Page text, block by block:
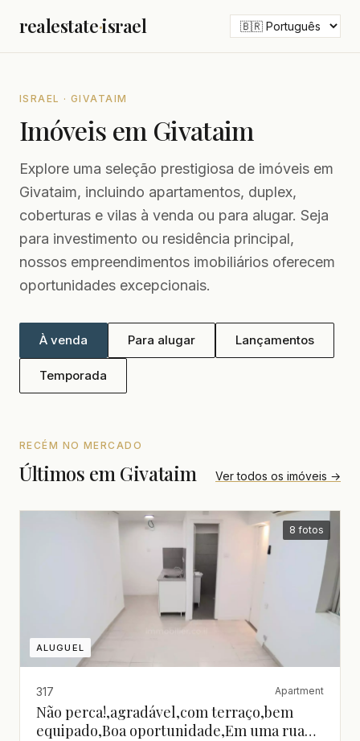
realestate·israel
ISRAEL · GIVATAIM
Imóveis em Givataim
Explore uma seleção prestigiosa de imóveis em
Givataim, incluindo apartamentos, duplex,
coberturas e vilas à venda ou para alugar. Seja
para investimento ou residência principal,
nossos empreendimentos imobiliários oferecem
oportunidades excepcionais.
À venda Para alugar Lançamentos
Temporada
RECÉM NO MERCADO
Últimos em Givataim Ver todos os imóveis →
ALUGUEL
8 fotos
317 Apartment
Não perca!,agradável,com terraço,bem
equipado,Boa oportunidade,Em uma rua